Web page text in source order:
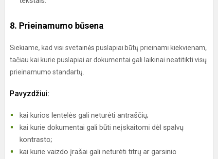
8. Prieinamumo būsena
Siekiame, kad visi svetainės puslapiai būtų prieinami kiekvienam,
tačiau kai kurie puslapiai ar dokumentai gali laikinai neatitikti visų
prieinamumo standartų.
Pavyzdžiui:
kai kurios lentelės gali neturėti antraščių;
kai kurie dokumentai gali būti neįskaitomi dėl spalvų
kontrasto;
kai kurie vaizdo įrašai gali neturėti titrų ar garsinio